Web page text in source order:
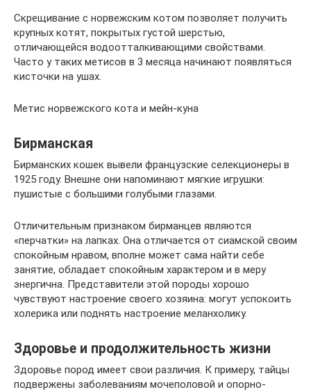
Скрещивание с норвежским котом позволяет получить
крупных котят, покрытых густой шерстью,
отличающейся водоотталкивающими свойствами.
Часто у таких метисов в 3 месяца начинают появляться
кисточки на ушах.
Метис норвежского кота и мейн-куна
Бирманская
Бирманских кошек вывели французские селекционеры в
1925 году. Внешне они напоминают мягкие игрушки:
пушистые с большими голубыми глазами.
Отличительным признаком бирманцев являются
«перчатки» на лапках. Она отличается от сиамской своим
спокойным нравом, вполне может сама найти себе
занятие, обладает спокойным характером и в меру
энергична. Представители этой породы хорошо
чувствуют настроение своего хозяина: могут успокоить
холерика или поднять настроение меланхолику.
Здоровье и продолжительность жизни
Здоровье пород имеет свои различия. К примеру, тайцы
подвержены заболеваниям мочеполовой и опорно-